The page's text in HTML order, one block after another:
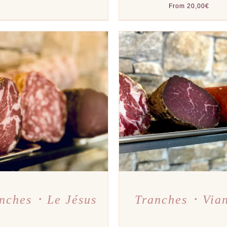
From 20,00€
AU PANIER / APERÇU
･ Le Jésus
AJOUTER AU PANIER /
Tranches ･